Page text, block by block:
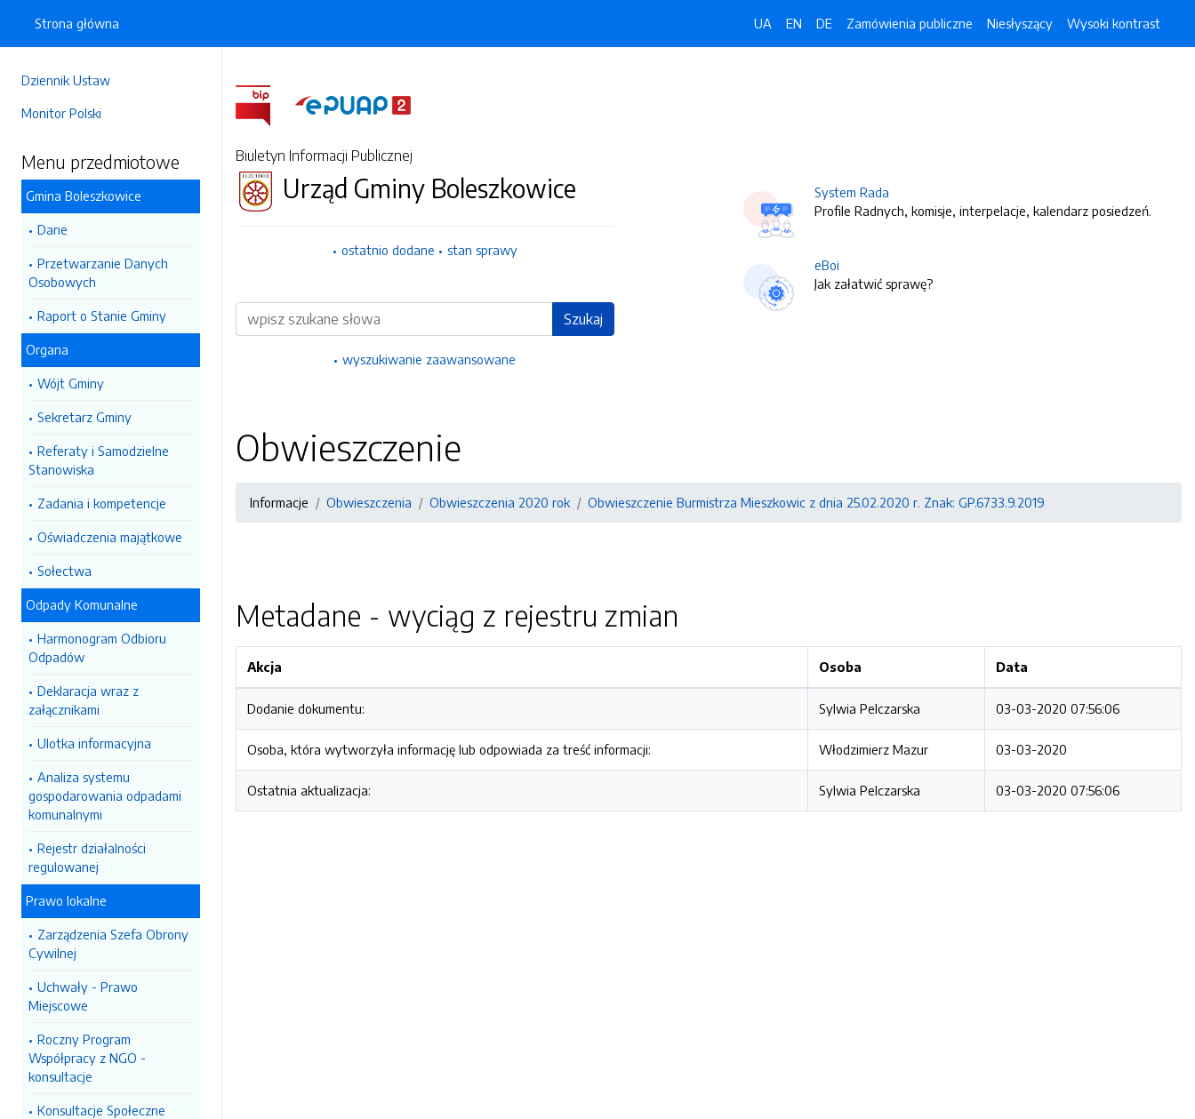
Dziennik Ustaw
Monitor Polski
Menu przedmiotowe
Gmina Boleszkowice
Dane
Przetwarzanie Danych
Osobowych
Raport o Stanie Gminy
Organa
Wójt Gminy
Sekretarz Gminy
Referaty i Samodzielne
Stanowiska
Zadania i kompetencje
Oświadczenia majątkowe
Sołectwa
Odpady Komunalne
Harmonogram Odbioru
Odpadów
Deklaracja wraz z
załącznikami
Ulotka informacyjna
Analiza systemu
gospodarowania odpadami
komunalnymi
Rejestr działalności
regulowanej
Prawo lokalne
Zarządzenia Szefa Obrony
Cywilnej
Uchwały - Prawo
Miejscowe
Roczny Program
Współpracy z NGO -
konsultacje
Konsultacje Społeczne
Strona główna UA EN DE Zamówienia publiczne Niesłyszący Wysoki kontrast
Biuletyn Informacji Publicznej
Urząd Gminy Boleszkowice
ostatnio dodane stan sprawy
Wyszukiwarka Szukaj
wyszukiwanie zaawansowane
System Rada
Profile Radnych, komisje, interpelacje, kalendarz posiedzeń.
eBoi
Jak załatwić sprawę?
Obwieszczenie
Informacje Obwieszczenia Obwieszczenia 2020 rok Obwieszczenie Burmistrza Mieszkowic z dnia 25.02.2020 r. Znak: GP.6733.9.2019
Metadane - wyciąg z rejestru zmian
Akcja Osoba Data
Dodanie dokumentu: Sylwia Pelczarska 03-03-2020 07:56:06
Osoba, która wytworzyła informację lub odpowiada za treść informacji: Włodzimierz Mazur 03-03-2020
Ostatnia aktualizacja: Sylwia Pelczarska 03-03-2020 07:56:06